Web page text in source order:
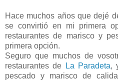
Hace muchos años que dejé
se convirtió en mi primera
restaurantes de marisco y
primera opción.
Seguro que muchos de
restaurantes de
La Paradeta,
pescado y marisco de